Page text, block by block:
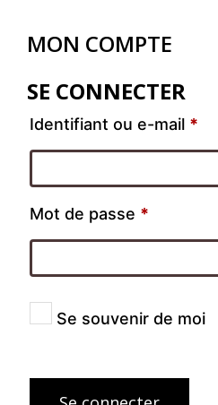
MON COMPTE
SE CONNECTER
Identifiant ou e-mail *
Mot de passe *
Se souvenir de moi